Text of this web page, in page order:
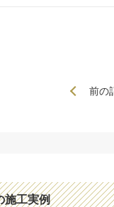
前の
施工実例